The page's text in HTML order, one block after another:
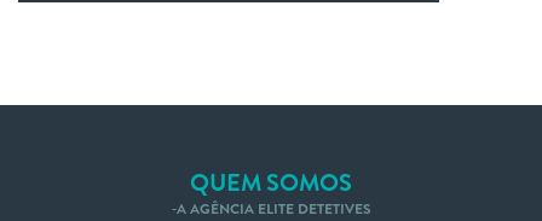
QUEM SOMOS
A AGÊNCIA ELITE DETETIVES